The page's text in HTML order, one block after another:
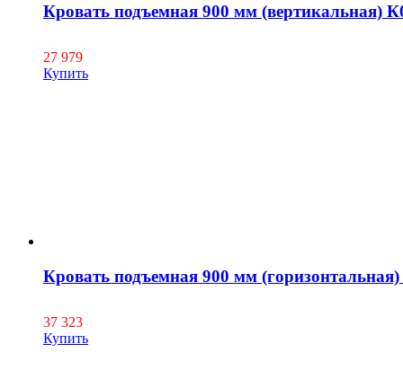
Кровать подъемная 900 мм (вертикальная)
27 979
Купить
Кровать подъемная 900 мм
37 323
Купить